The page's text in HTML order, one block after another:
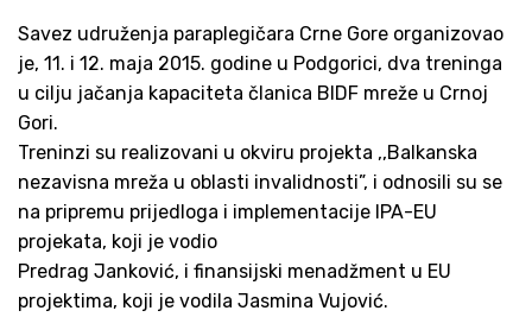
Savez udruženja paraplegičara Crne Gore organizovao
je, 11. i 12. maja 2015. godine u Podgorici, dva treninga
u cilju jačanja kapaciteta članica BIDF mreže u Crnoj
Gori.
Treninzi su realizovani u okviru projekta ,,Balkanska
nezavisna mreža u oblasti invalidnosti”, i odnosili su se
na pripremu prijedloga i implementacije IPA-EU
projekata, koji je vodio
Predrag Janković, i finansijski menadžment u EU
projektima, koji je vodila Jasmina Vujović.